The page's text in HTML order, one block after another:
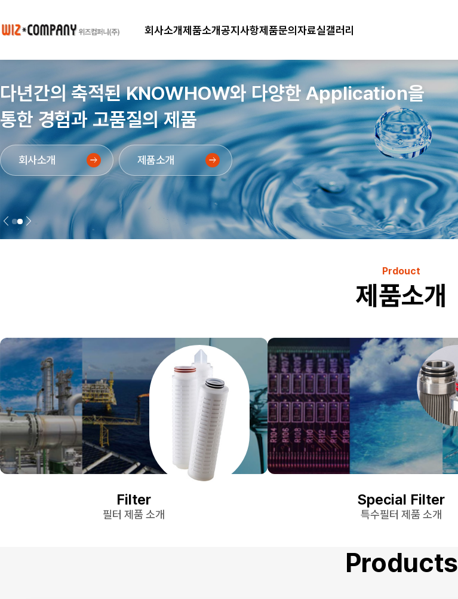
회사소개제품소개공지사항제품문의자료실갤러리
각종 산업용Filter 및 Filtering System & Housing
수처리장치 등을 설계제작 판매
회사소개 arrow_right_alt 제품소개 arrow_right_alt
다년간의 축적된 KNOWHOW와 다양한 Application을
통한 경험과 고품질의 제품
회사소개 arrow_right_alt 제품소개 arrow_right_alt
Prdouct
제품소개
Filter
필터 제품 소개
Special Filter
특수필터 제품 소개
Products